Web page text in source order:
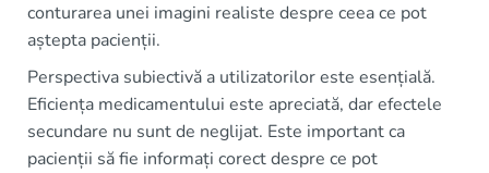
conturarea unei imagini realiste despre ceea ce pot
aștepta pacienții.
Perspectiva subiectivă a utilizatorilor este esențială.
Eficiența medicamentului este apreciată, dar efectele
secundare nu sunt de neglijat. Este important ca
pacienții să fie informați corect despre ce pot